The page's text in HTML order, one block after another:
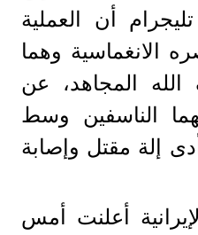
أن العملية
الانغماسية وهما
المجاهد، عن
الناسفين وسط
إلة مقتل وإصابة
أعلنت أمس